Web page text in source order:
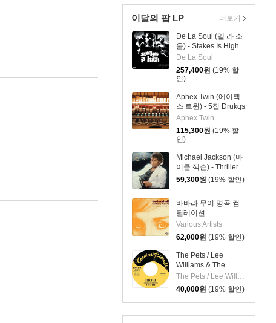
이달의 팝 LP
De La Soul (델 라 소
울) - Stakes Is High
[컬러 4LP]
De La Soul
257,400원 (19% 할
인)
Aphex Twin (에이펙
스 트윈) - 5집 Drukqs
[4LP]
Aphex Twin
115,300원 (19% 할
인)
Michael Jackson (마
이클 잭슨) - Thriller
[레드 앤 블랙 마블
59,300원 (19% 할인)
바바라 무어 명곡 컴
필레이션
(Bedazzled! Barbara
Moore TV, Film And
Studio Work 1965–
81) [2LP]
Various Artists
62,000원 (19% 할인)
The Pets / Lee
Williams & The
Cymbals - I Say
Yeah / It's Everything
About You I Love [7
인치 Vinyl]
The Pets / Lee Williams & The Cymbals
40,000원 (19% 할인)
더보기